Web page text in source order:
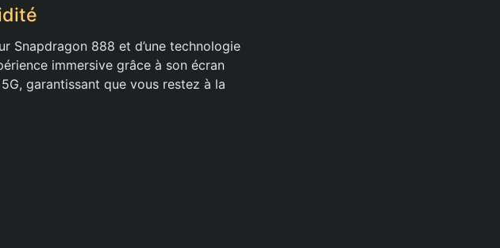
Snapdragon 888 et d’une technologie
immersive grâce à son écran
garantissant que vous restez à la